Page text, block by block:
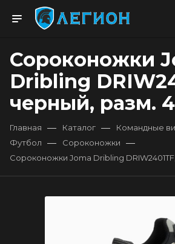
Сороконожки
Dribling
черный, разм.
Главная — Каталог — Командные
Футбол — Сороконожки —
Сороконожки Joma Dribling